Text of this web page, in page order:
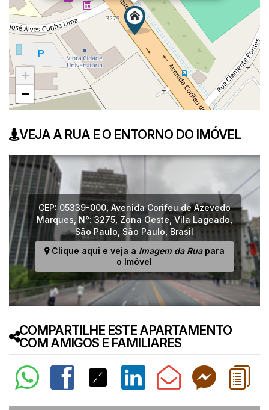
+
−
VEJA A RUA E O ENTORNO DO IMÓVEL
CEP: 05339-000,Avenida Corifeu de Azevedo
Marques N°: 3275, Zona Oeste Vila Lageado
São Paulo São Paulo Brasil
Clique aqui e veja a Imagem da Ruapara
o Imóvel
COMPARTILHE ESTE APARTAMENTO
COM AMIGOS E FAMILIARES